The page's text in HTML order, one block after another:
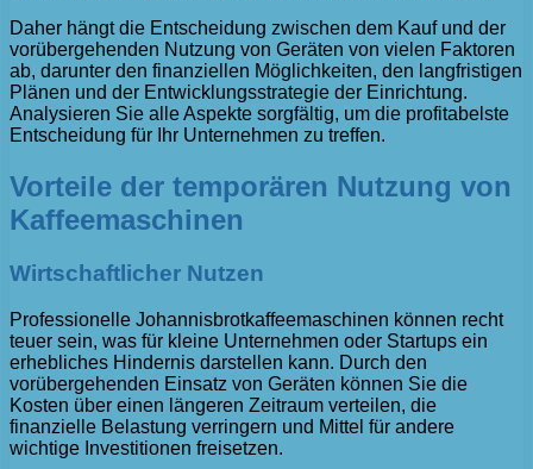
Daher hängt die Entscheidung zwischen dem Kauf und der
vorübergehenden Nutzung von Geräten von vielen Faktoren
ab, darunter den finanziellen Möglichkeiten, den langfristigen
Plänen und der Entwicklungsstrategie der Einrichtung.
Analysieren Sie alle Aspekte sorgfältig, um die profitabelste
Entscheidung für Ihr Unternehmen zu treffen.
Vorteile der temporären Nutzung von
Kaffeemaschinen
Wirtschaftlicher Nutzen
Professionelle Johannisbrotkaffeemaschinen können recht
teuer sein, was für kleine Unternehmen oder Startups ein
erhebliches Hindernis darstellen kann. Durch den
vorübergehenden Einsatz von Geräten können Sie die
Kosten über einen längeren Zeitraum verteilen, die
finanzielle Belastung verringern und Mittel für andere
wichtige Investitionen freisetzen.